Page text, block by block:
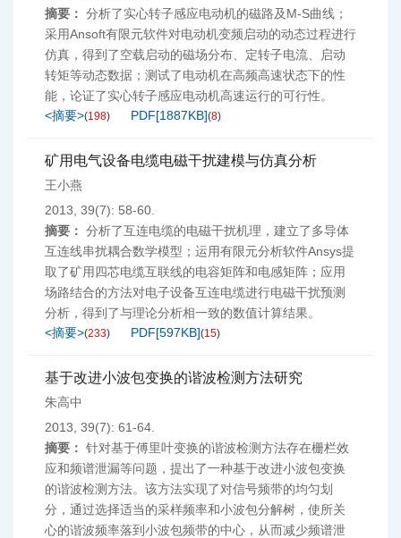
摘要： 分析了实心转子感应电动机的磁路及M-S曲线；
采用Ansoft有限元软件对电动机变频启动的动态过程进行
仿真，得到了空载启动的磁场分布、定转子电流、启动
转矩等动态数据；测试了电动机在高频高速状态下的性
能，论证了实心转子感应电动机高速运行的可行性。
<摘要>(198) PDF[1887KB](8)
矿用电气设备电缆电磁干扰建模与仿真分析
王小燕
2013, 39(7): 58-60.
摘要： 分析了互连电缆的电磁干扰机理，建立了多导体
互连线串扰耦合数学模型；运用有限元分析软件Ansys提
取了矿用四芯电缆互联线的电容矩阵和电感矩阵；应用
场路结合的方法对电子设备互连电缆进行电磁干扰预测
分析，得到了与理论分析相一致的数值计算结果。
<摘要>(233) PDF[597KB](15)
基于改进小波包变换的谐波检测方法研究
朱高中
2013, 39(7): 61-64.
摘要： 针对基于傅里叶变换的谐波检测方法存在栅栏效
应和频谱泄漏等问题，提出了一种基于改进小波包变换
的谐波检测方法。该方法实现了对信号频带的均匀划
分，通过选择适当的采样频率和小波包分解树，使所关
心的谐波频率落到小波包频带的中心，从而减少频谱泄